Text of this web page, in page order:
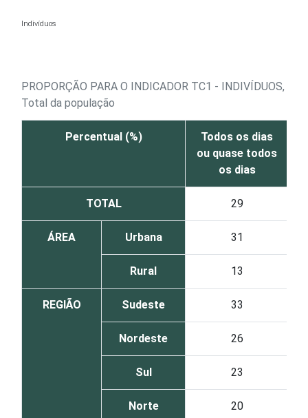
Indivíduos
PROPORÇÃO PARA O INDICADOR TC1 - INDIVÍDUOS,
Total da população
Percentual (%)
Todos os dias
ou quase todos
os dias
TOTAL 29
ÁREA Urbana 31
Rural 13
REGIÃO Sudeste 33
Nordeste 26
Sul 23
Norte 20